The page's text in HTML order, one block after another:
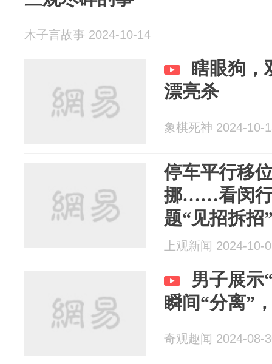
木子言故事 2024-10-14
瞎眼狗，
漂亮杀
象棋死神 2024-10-
停车平行移
挪……看闵行
题“见招拆招
上观新闻 2024-10-
男子展示
瞬间“分离”
奇观趣闻 2024-08-